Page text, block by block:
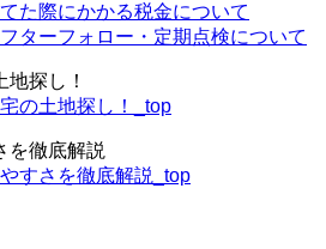
た際にかかる税金について
ターフォロー・定期点検について
探し！
の土地探し！_top
を徹底解説
すさを徹底解説_top